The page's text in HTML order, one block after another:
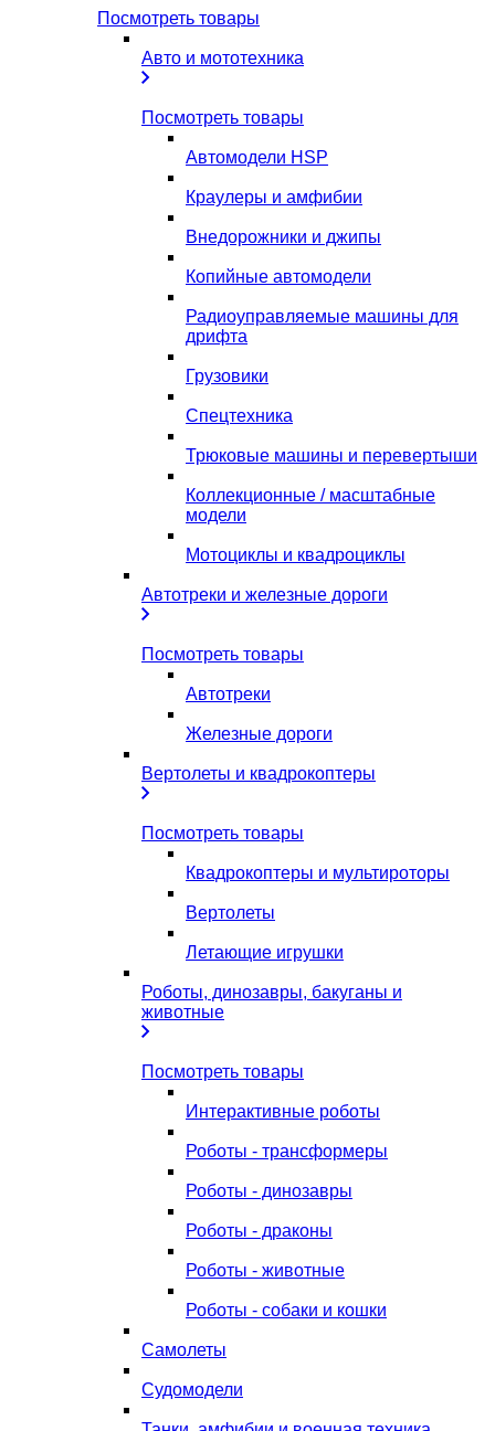
Посмотреть товары
Авто и мототехника
Посмотреть товары
Автомодели HSP
Краулеры и амфибии
Внедорожники и джипы
Копийные автомодели
Радиоуправляемые машины для
дрифта
Грузовики
Спецтехника
Трюковые машины и перевертыши
Коллекционные / масштабные
модели
Мотоциклы и квадроциклы
Автотреки и железные дороги
Посмотреть товары
Автотреки
Железные дороги
Вертолеты и квадрокоптеры
Посмотреть товары
Квадрокоптеры и мультироторы
Вертолеты
Летающие игрушки
Роботы, динозавры, бакуганы и
животные
Посмотреть товары
Интерактивные роботы
Роботы - трансформеры
Роботы - динозавры
Роботы - драконы
Роботы - животные
Роботы - собаки и кошки
Самолеты
Судомодели